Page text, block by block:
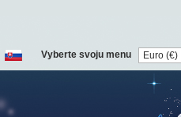
Vyberte svoju menu